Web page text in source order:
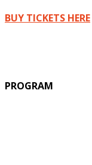
BUY TICKETS HERE
PROGRAM